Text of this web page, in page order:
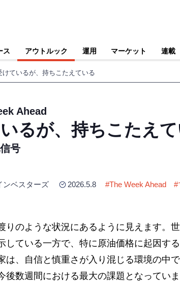
ス アウトルック 運用 マーケット 連載
けているが、持ちこたえている
Ahead
るが、持ちこたえ
号
ンベスターズ 2026.5.8 #The Week Ahead #
りのような状況にあるように見えます。
している一方で、特に原油価格に起因す
は、自信と慎重さが入り混じる環境の中
後数週間における最大の課題となっていま